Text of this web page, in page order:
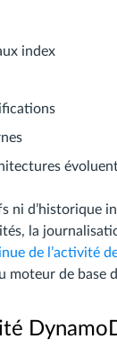
index
ni d’historique
la
de l’activité
moteur de base